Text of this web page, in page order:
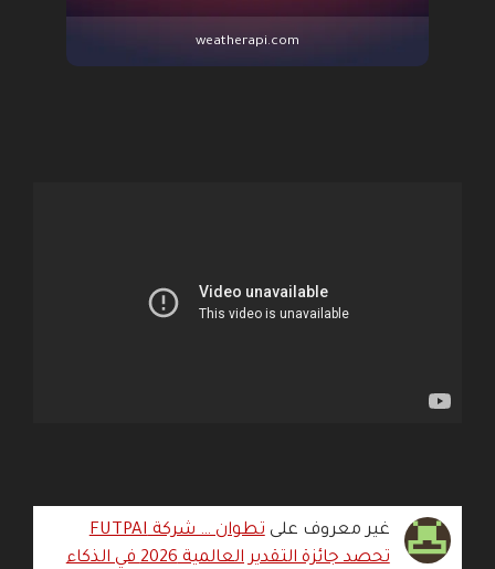
weatherapi.com
غير معروف على
تطوان … شركة FUTPAI
تحصد جائزة التقدير العالمية 2026 في الذكاء